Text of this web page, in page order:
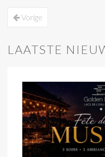
Vorige
LAATSTE